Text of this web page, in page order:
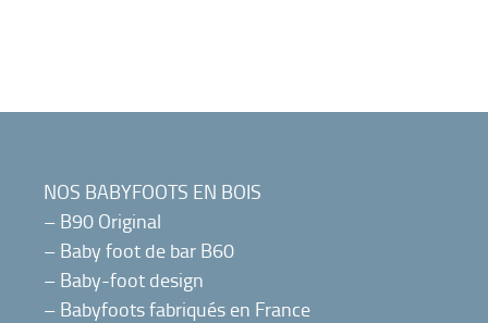
NOS BABYFOOTS EN BOIS
– B90 Original
– Baby foot de bar B60
– Baby-foot design
– Babyfoots fabriqués en France